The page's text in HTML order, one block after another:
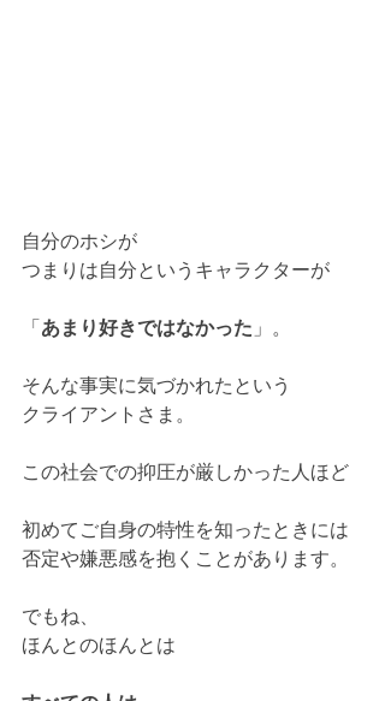
自分のホシが
つまりは自分というキャラクターが
「 あまり好きではなかった 」。
そんな事実に気づかれたという
クライアントさま。
この社会での抑圧が厳しかった人ほど
初めてご自身の特性を知ったときには
否定や嫌悪感を抱くことがあります。
でもね、
ほんとのほんとは